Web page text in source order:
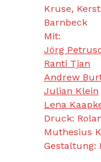
Kruse,
Barnbeck
Mit:
Jörg
Ranti Tjan
Andrew
Julian Klein
Lena
Druck:
Muthesius
Gestaltung: